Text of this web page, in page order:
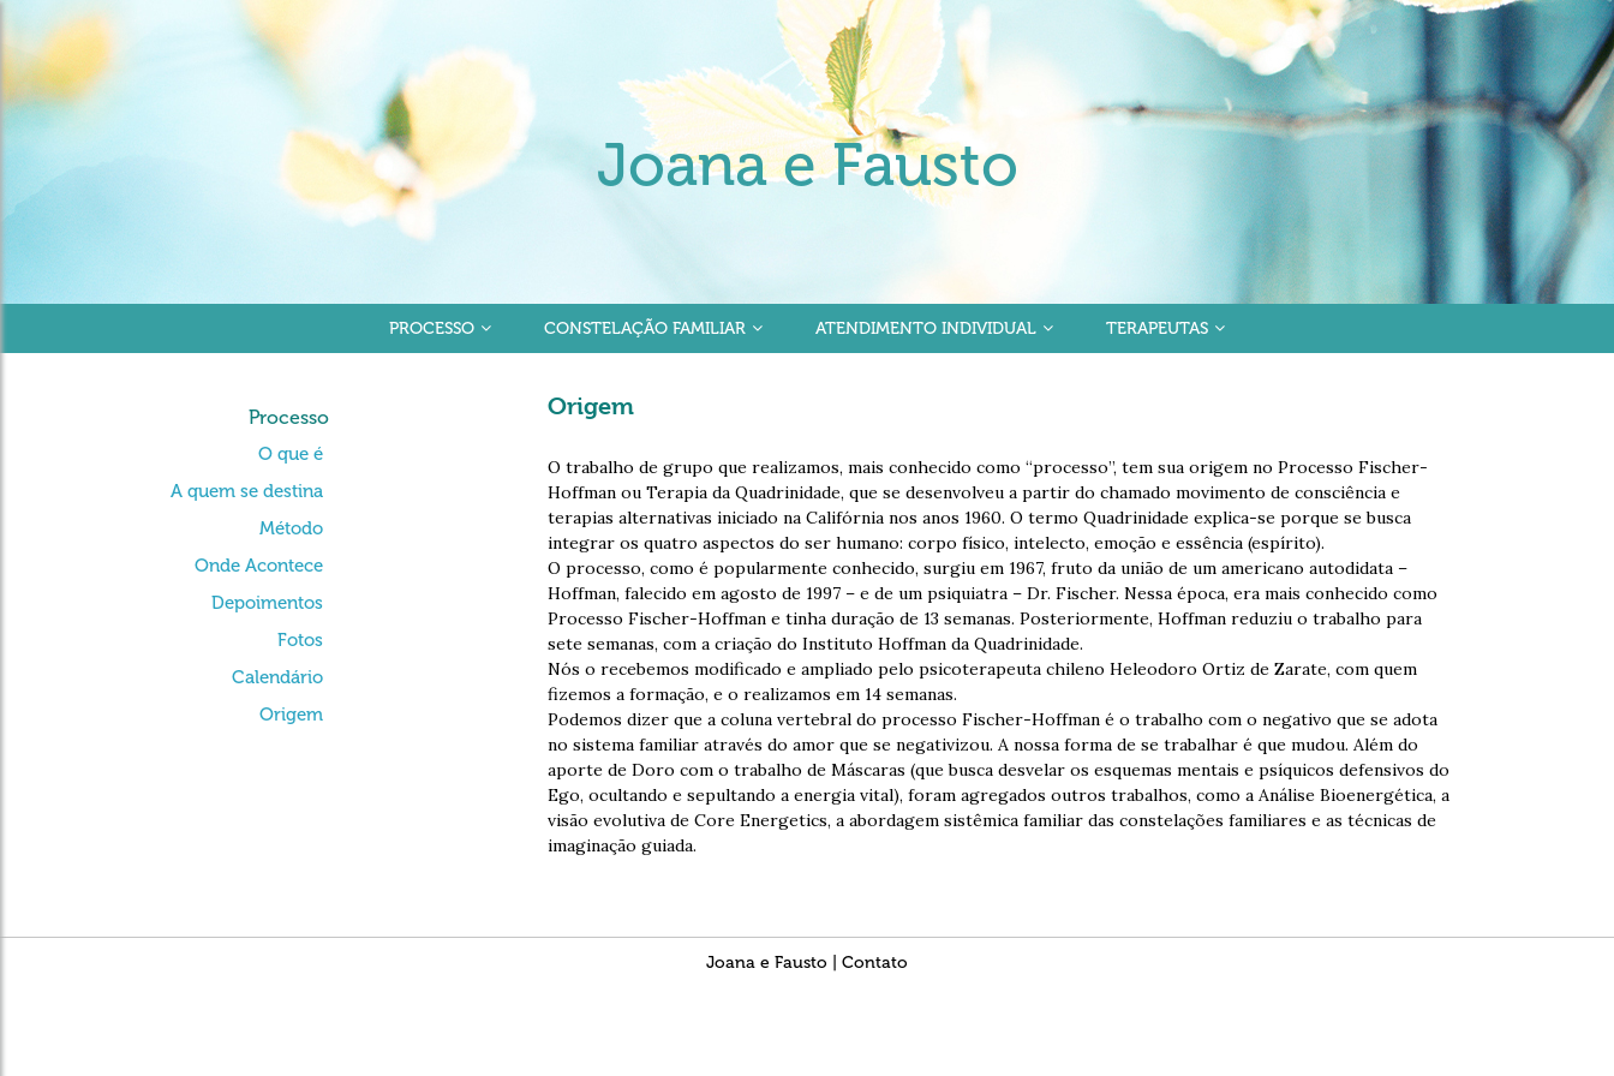
Joana e Fausto
PROCESSO CONSTELAÇÃO FAMILIAR ATENDIMENTO INDIVIDUAL TERAPEUTAS
Origem
O trabalho de grupo que realizamos, mais conhecido como “processo”, tem sua origem no Processo Fischer-
Hoffman ou Terapia da Quadrinidade, que se desenvolveu a partir do chamado movimento de consciência e
terapias alternativas iniciado na Califórnia nos anos 1960. O termo Quadrinidade explica-se porque se busca
integrar os quatro aspectos do ser humano: corpo físico, intelecto, emoção e essência (espírito).
O processo, como é popularmente conhecido, surgiu em 1967, fruto da união de um americano autodidata –
Hoffman, falecido em agosto de 1997 – e de um psiquiatra – Dr. Fischer. Nessa época, era mais conhecido como
Processo Fischer-Hoffman e tinha duração de 13 semanas. Posteriormente, Hoffman reduziu o trabalho para
sete semanas, com a criação do Instituto Hoffman da Quadrinidade.
Nós o recebemos modificado e ampliado pelo psicoterapeuta chileno Heleodoro Ortiz de Zarate, com quem
fizemos a formação, e o realizamos em 14 semanas.
Podemos dizer que a coluna vertebral do processo Fischer-Hoffman é o trabalho com o negativo que se adota
no sistema familiar através do amor que se negativizou. A nossa forma de se trabalhar é que mudou. Além do
aporte de Doro com o trabalho de Máscaras (que busca desvelar os esquemas mentais e psíquicos defensivos do
Ego, ocultando e sepultando a energia vital), foram agregados outros trabalhos, como a Análise Bioenergética, a
visão evolutiva de Core Energetics, a abordagem sistêmica familiar das constelações familiares e as técnicas de
imaginação guiada.
Processo
O que é
A quem se destina
Método
Onde Acontece
Depoimentos
Fotos
Calendário
Origem
Joana e Fausto | Contato